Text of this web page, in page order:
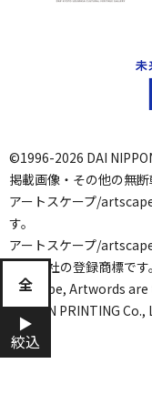
全
©1996-2026 DAI
掲載画像・その他の無断
アートスケープ/
す。
アートスケープ/
株式会社の登録商標です。
artscape, Artwords
NIPPON PRINTING Co.,